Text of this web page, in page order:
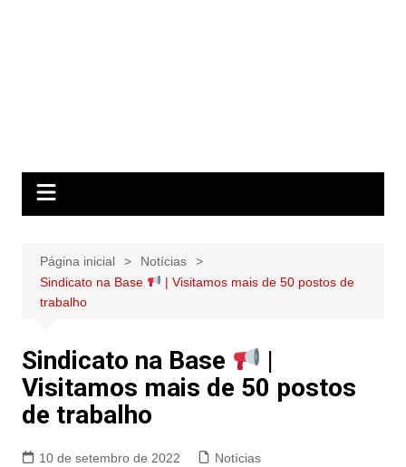
Página inicial
Notícias
Sindicato na Base
| Visitamos mais de 50 postos de
trabalho
Sindicato na Base
|
Visitamos mais de 50 postos
de trabalho
10 de setembro de 2022 Notícias